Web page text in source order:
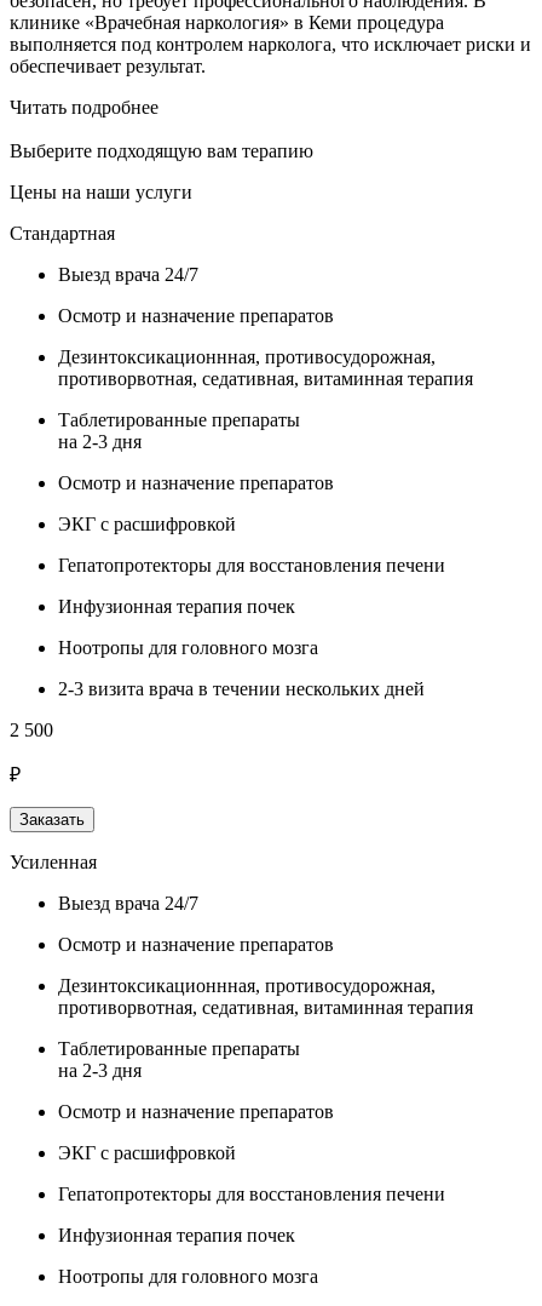
клинике «Врачебная наркология» в Кеми процедура
выполняется под контролем нарколога, что исключает риски и
обеспечивает результат.
Читать подробнее
Выберите подходящую вам терапию
Цены на наши услуги
Стандартная
Выезд врача 24/7
Осмотр и назначение препаратов
Дезинтоксикационнная, противосудорожная,
противорвотная, седативная, витаминная терапия
Таблетированные препараты
на 2-3 дня
Осмотр и назначение препаратов
ЭКГ с расшифровкой
Гепатопротекторы для восстановления печени
Инфузионная терапия почек
Ноотропы для головного мозга
2-3 визита врача в течении нескольких дней
2 500
₽
Заказать
Усиленная
Выезд врача 24/7
Осмотр и назначение препаратов
Дезинтоксикационнная, противосудорожная,
противорвотная, седативная, витаминная терапия
Таблетированные препараты
на 2-3 дня
Осмотр и назначение препаратов
ЭКГ с расшифровкой
Гепатопротекторы для восстановления печени
Инфузионная терапия почек
Ноотропы для головного мозга